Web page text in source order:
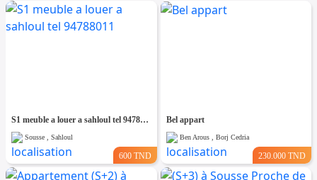
S1 meuble a louer a sahloul tel 94788011
Sousse , Sahloul
600 TND
Bel appart
Ben Arous , Borj Cedria
230.000 TND